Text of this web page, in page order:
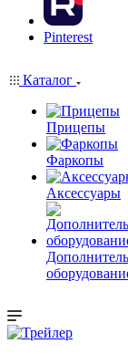
Pinterest
Каталог
Прицепы
Фаркопы
Аксессуары